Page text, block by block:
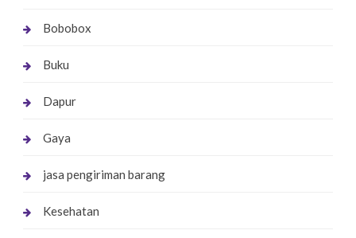
Bobobox
Buku
Dapur
Gaya
jasa pengiriman barang
Kesehatan